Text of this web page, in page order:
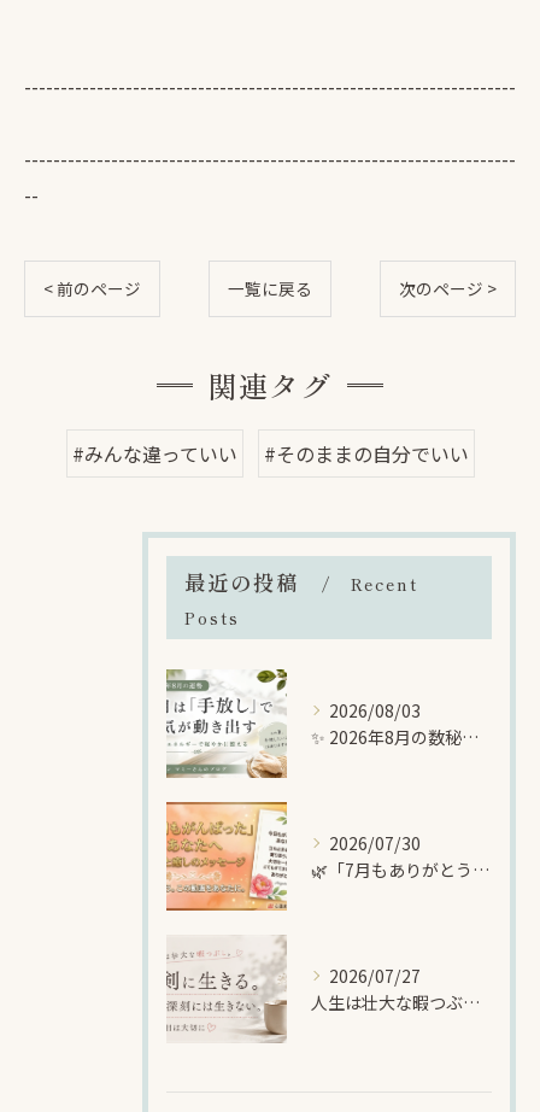
--------------------------------------------------------------------
--------------------------------------------------------------------
--
< 前のページ 一覧に戻る 次のページ >
関連タグ
#みんな違っていい #そのままの自分でいい
最近の投稿
Recent
Posts
2026/08/03
✨ 2026年8月の数秘メッセージ｜「手放し」で新しい幸運を迎える準備をする月 ✨
2026/07/30
🌿「7月もありがとうございました🌈暑い夏に、自分を大切にする時間を
2026/07/27
人生は壮大な暇つぶし🌈でも、一日一日は大切に生きる🍀